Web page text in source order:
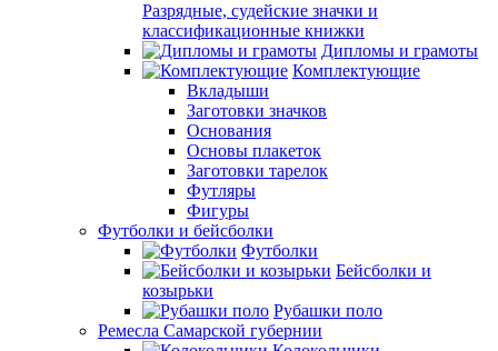
Разрядные, судейские значки и
классификационные книжки
Дипломы и грамоты
Комплектующие
Вкладыши
Заготовки значков
Основания
Основы плакеток
Заготовки тарелок
Футляры
Фигуры
Футболки и бейсболки
Футболки
Бейсболки и
козырьки
Рубашки поло
Ремесла Самарской губернии